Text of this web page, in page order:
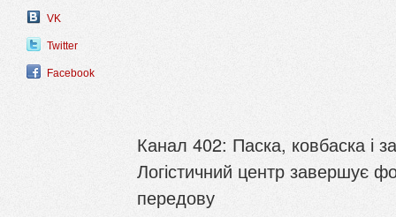
VK
Twitter
Facebook
Канал 402: Паска, ковбаска і
Логістичний центр завершує
передову